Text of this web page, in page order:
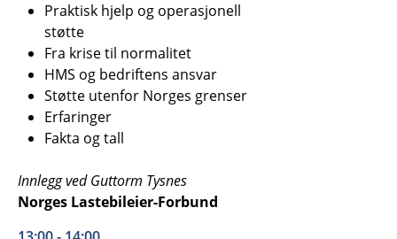
Praktisk hjelp og operasjonell
støtte
Fra krise til normalitet
HMS og bedriftens ansvar
Støtte utenfor Norges grenser
Erfaringer
Fakta og tall
Innlegg ved Guttorm Tysnes
Norges Lastebileier-Forbund